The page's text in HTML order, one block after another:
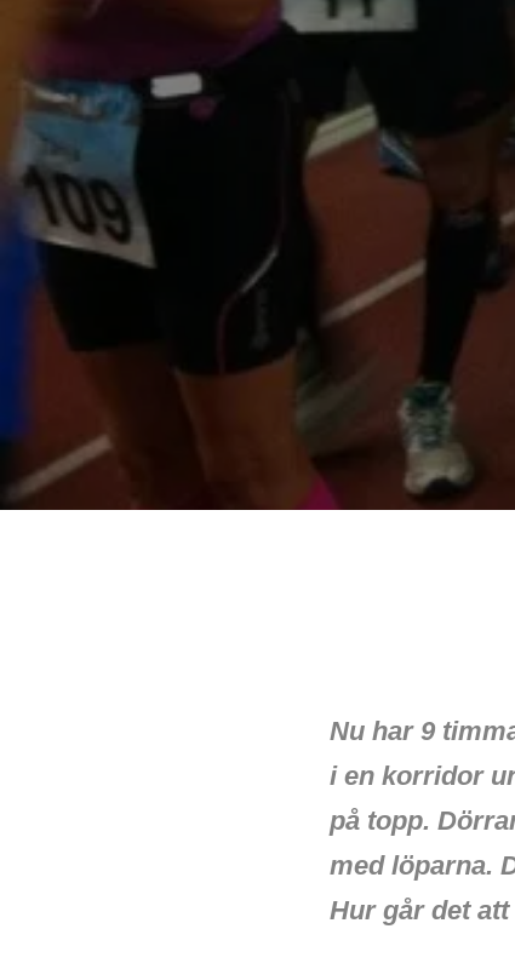
Nu har 9
i en korridor
på topp.
med löparna.
Hur går det